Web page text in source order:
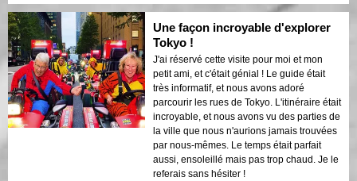
Une façon incroyable d'explorer
Tokyo !
J'ai réservé cette visite pour moi et mon
petit ami, et c'était génial ! Le guide était
très informatif, et nous avons adoré
parcourir les rues de Tokyo. L'itinéraire était
incroyable, et nous avons vu des parties de
la ville que nous n'aurions jamais trouvées
par nous-mêmes. Le temps était parfait
aussi, ensoleillé mais pas trop chaud. Je le
referais sans hésiter !